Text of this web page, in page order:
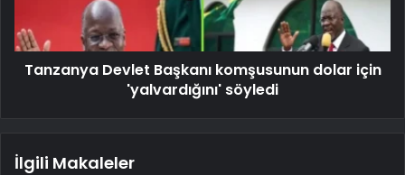
Tanzanya Devlet Başkanı komşusunun dolar için
'yalvardığını' söyledi
İlgili Makaleler